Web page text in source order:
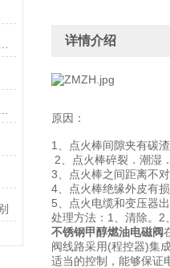
的核心元件
详情介绍
原因：
1、点火棒间隙夹有碳
2、点火棒碎裂．潮湿
3、点火棒之间距离不
4、点火棒绝缘外皮有
5、点火电缆和变压器
处理方法：1、清除。2
不锈钢甲醇燃油电磁阀
阀线路采用(程控器)集
适当的控制，能够保证